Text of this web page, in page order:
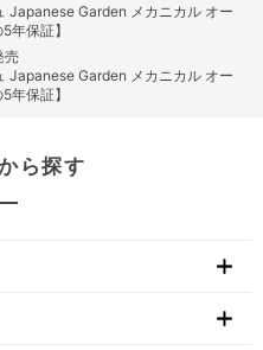
Japanese Garden メカニカル オー
年保証】
売
Japanese Garden メカニカル オー
年保証】
ら探す